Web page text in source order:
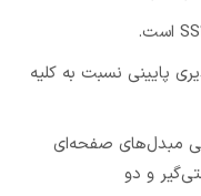
است.
پایینی نسبت به کلیه
مبدل‌های صفحه‌ای
و دو